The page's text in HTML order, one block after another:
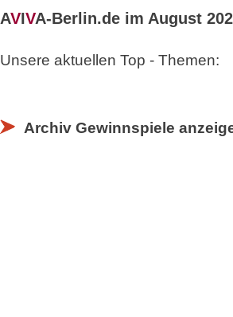
AVIVA-Berlin.de im August
Unsere aktuellen Top - Themen:
Archiv Gewinnspiele